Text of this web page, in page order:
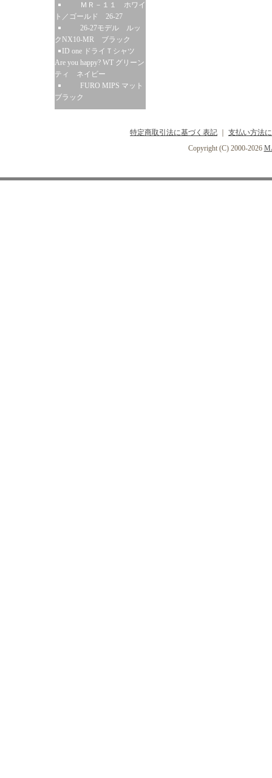
ＭＲ－１１ ホワイ
ト／ゴールド 26-27
26-27モデル ルッ
クNX10-MR ブラック
ID one ドライＴシャツ
Are you happy? WT グリーン
ティ ネイビー
FURO MIPS マット
ブラック
特定商取引法に基づく表記
支払い方法
Copyright (C) 2000-2026